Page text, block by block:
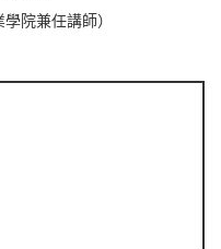
院兼任講師）